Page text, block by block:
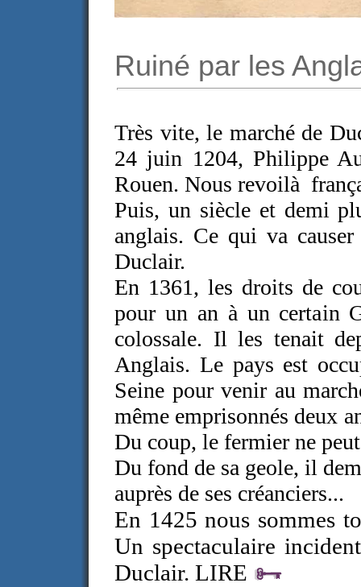
Ruiné par les
Très vite, le marché de
24 juin 1204, Philippe
Rouen. Nous revoilà
Puis, un siècle et demi
anglais. Ce qui va
Duclair.
En 1361, les droits de
pour un an à un certain
colossale. Il les tenait
Anglais. Le pays est
Seine pour venir au
même emprisonnés deux
Du coup, le fermier ne
Du fond de sa geole, il
auprès de ses créanciers...
En 1425 nous sommes
Un spectaculaire
Duclair. LIRE